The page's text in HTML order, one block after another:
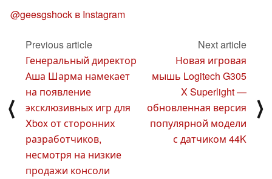
@geesgshock в Instagram
⟨
Previous article
Генеральный директор
Аша Шарма намекает
на появление
эксклюзивных игр для
Xbox от сторонних
разработчиков,
несмотря на низкие
продажи консоли
Next article
Новая игровая
мышь Logitech G305
X Superlight —
обновленная версия
популярной модели
с датчиком 44K
⟩